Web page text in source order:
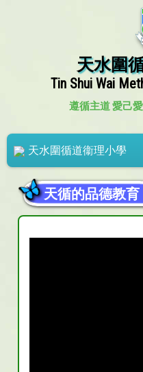
天水圍
Tin Shui Wai
遵循主道 愛己
天水圍循道衞理小學
天循的品德教育